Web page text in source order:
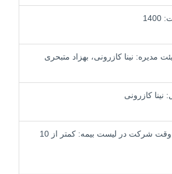
مدیره: نینا کازرونی، بهزاد متبحری
نینا کازرونی
تعداد کارکنان تمام وقت شرکت در لیست بیمه: کمتر از 10